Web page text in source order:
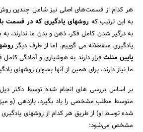
جستجو
هر کدام از قسمت‌های اصلی نیز شامل چندین
به این ترتیب که روشهای یادگیری که در قسمت
به درگیر شدن کامل فکر، ذهن و بدن ما ندارند،
یادگیری منفعلانه می­ گوییم. اما از طرف دیگر
پایینمثلث قرار دارند به هوشیاری و آمادگی
ما نیاز دارند، برای همین از آنها بعنوان روشهای
بر اساس بررسی­ های انجام شده توسط دکتر
متوسط مطلب مشخصی را یاد بگیرد، بازدهی (و
مشخص می‌­شود: